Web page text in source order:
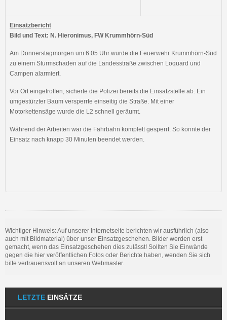
Einsatzbericht
Bild und Text: N. Hieronimus, FW Krummhörn-Süd
Am Donnerstagmorgen um 6:05 Uhr wurde die Feuerwehr Krummhörn-Süd
zu einem Sturmschaden auf die Landesstraße zwischen Loquard und
Campen alarmiert.
Vor Ort eingetroffen, sicherte die Polizei bereits die Einsatzstelle ab. Ein
umgestürzter Baum versperrte einseitig die Straße. Mit einer
Motorkettensäge wurde die L2 schnell geräumt.
Während der Arbeiten war die Fahrbahn komplett gesperrt. So konnte der
Einsatz nach knapp 30 Minuten beendet werden.
Wichtiger Hinweis: Auf unserer Internetseite berichten wir ausführlich (also
auch mit Bildmaterial) über unser Einsatzgeschehen. Bilder werden erst
gemacht, wenn das Einsatzgeschehen dies zulässt! Sollten Sie Einwände
gegen die hier veröffentlichen Fotos oder Berichte haben, wenden Sie sich
bitte vertrauensvoll an unseren Webmaster.
LETZTE EINSÄTZE